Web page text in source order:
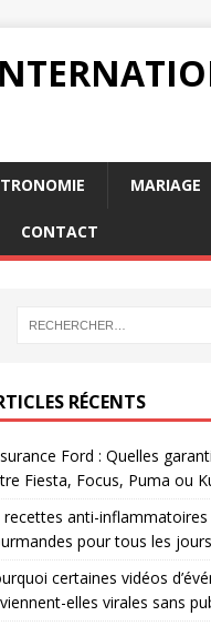
MARIAGE
CONTACT
RÉCENTS
Ford : Quelles
Fiesta, Focus, Puma ou
recettes anti-
pour tous les jours
certaines vidéos
elles virales sans